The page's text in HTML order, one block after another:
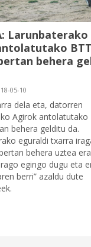
Larunbaterako
BTT
behera
05-10
dela eta, datorren
Agirok antolatutako
behera gelditu da.
eguraldi txarra
behera uztea
egingo dugu eta
berri” azaldu dute